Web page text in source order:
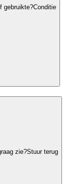
gebruikte?Conditie
zie?Stuur terug